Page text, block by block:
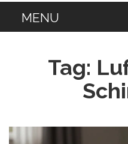
Tag: